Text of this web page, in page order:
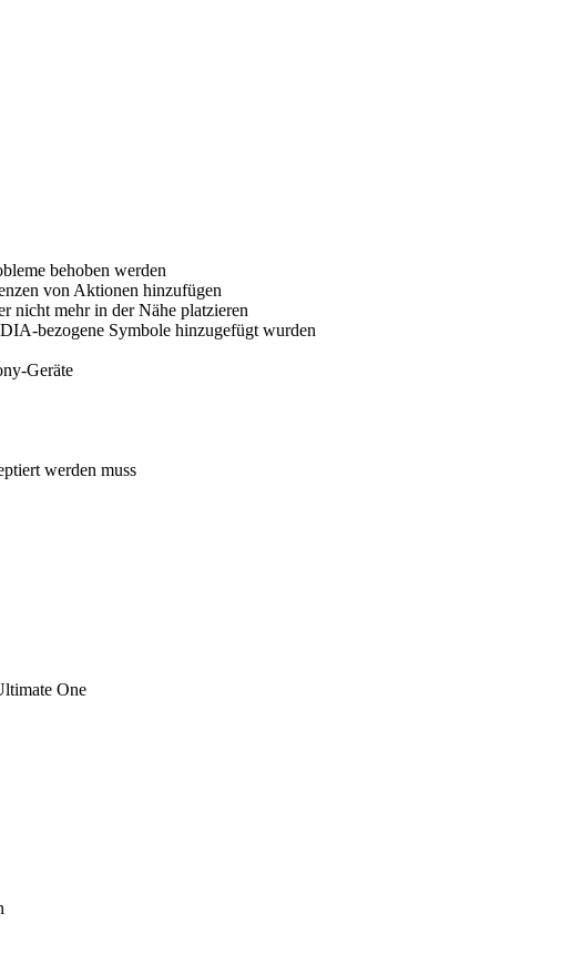
behoben werden
von Aktionen hinzufügen
nicht mehr in der Nähe platzieren
bezogene Symbole hinzugefügt wurden
Geräte
werden muss
One